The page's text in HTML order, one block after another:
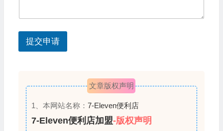
l
e
e
姓
名提交申请
文章版权声明
1、本网站名称： 7-Eleven便利店
7-Eleven便利店加盟-版权声明